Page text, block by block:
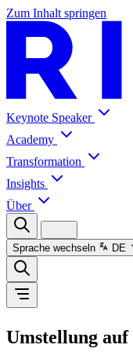
Zum Inhalt springen
Keynote Speaker
Academy
Transformation
Insights
Über
Sprache wechseln DE
Umstellung